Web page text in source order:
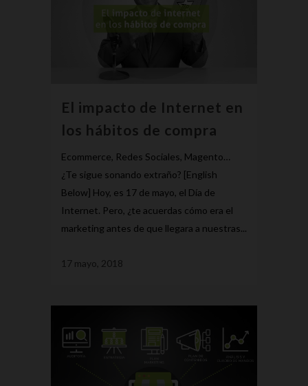
El impacto de Internet en
los hábitos de compra
Ecommerce, Redes Sociales, Magento…
¿Te sigue sonando extraño? [English
Below] Hoy, es 17 de mayo, el Día de
Internet. Pero, ¿te acuerdas cómo era el
marketing antes de que llegara a nuestras...
17 mayo, 2018